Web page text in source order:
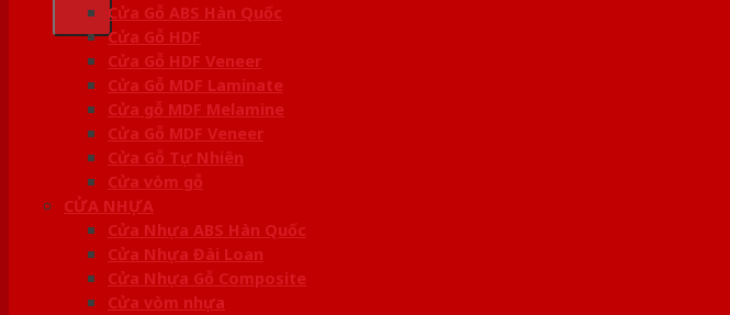
Cửa Gỗ ABS Hàn Quốc
Cửa Gỗ HDF
Cửa Gỗ HDF Veneer
Cửa Gỗ MDF Laminate
Cửa gỗ MDF Melamine
Cửa Gỗ MDF Veneer
Cửa Gỗ Tự Nhiên
Cửa vòm gỗ
CỬA NHỰA
Cửa Nhựa ABS Hàn Quốc
Cửa Nhựa Đài Loan
Cửa Nhựa Gỗ Composite
Cửa vòm nhựa